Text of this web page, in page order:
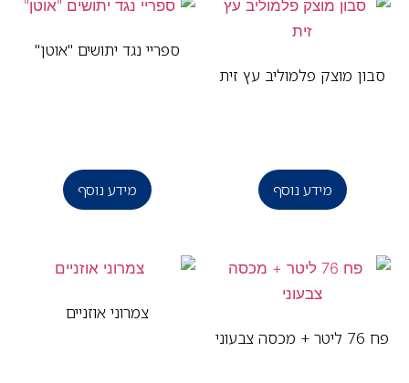
מוצק פלמוליב עץ זית
מידע נוסף
ספריי נגד יתושים "אוטן"
מידע נוסף
צמרוני אוזניים